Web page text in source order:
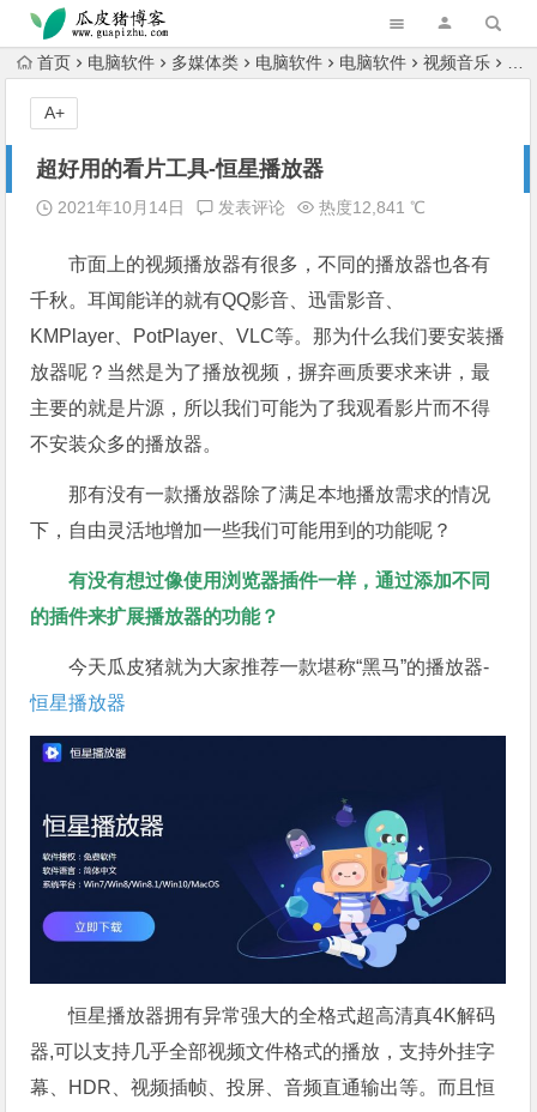
跳转到主内容
首页 电脑软件 多媒体类 电脑软件 电脑软件 视频音乐
超好用的看片工具-恒星播放器
2021年10月14日 发表评论 热度12,841 ℃
市面上的视频播放器有很多，不同的播放器也各有
千秋。耳闻能详的就有QQ影音、迅雷影音、
KMPlayer、PotPlayer、VLC等。那为什么我们要安装播
放器呢？当然是为了播放视频，摒弃画质要求来讲，最
主要的就是片源，所以我们可能为了我观看影片而不得
不安装众多的播放器。
那有没有一款播放器除了满足本地播放需求的情况
下，自由灵活地增加一些我们可能用到的功能呢？
有没有想过像使用浏览器插件一样，通过添加不同
的插件来扩展播放器的功能？
今天瓜皮猪就为大家推荐一款堪称“黑马”的播放器-
恒星播放器
恒星播放器拥有异常强大的全格式超高清真4K解码
器,可以支持几乎全部视频文件格式的播放，支持外挂字
幕、HDR、视频插帧、投屏、音频直通输出等。而且恒
A+